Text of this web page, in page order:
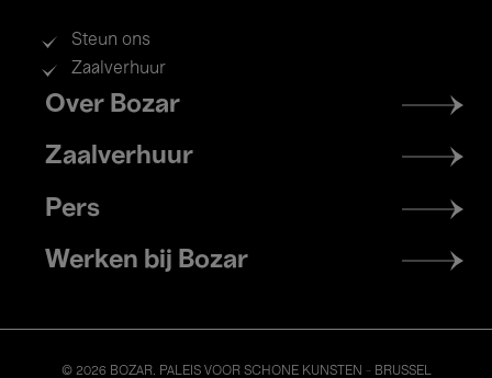
Steun ons
Zaalverhuur
Footer
menu
Over Bozar
Zaalverhuur
Pers
Werken bij Bozar
© 2026 BOZAR. PALEIS VOOR SCHONE KUNSTEN - BRUSSEL